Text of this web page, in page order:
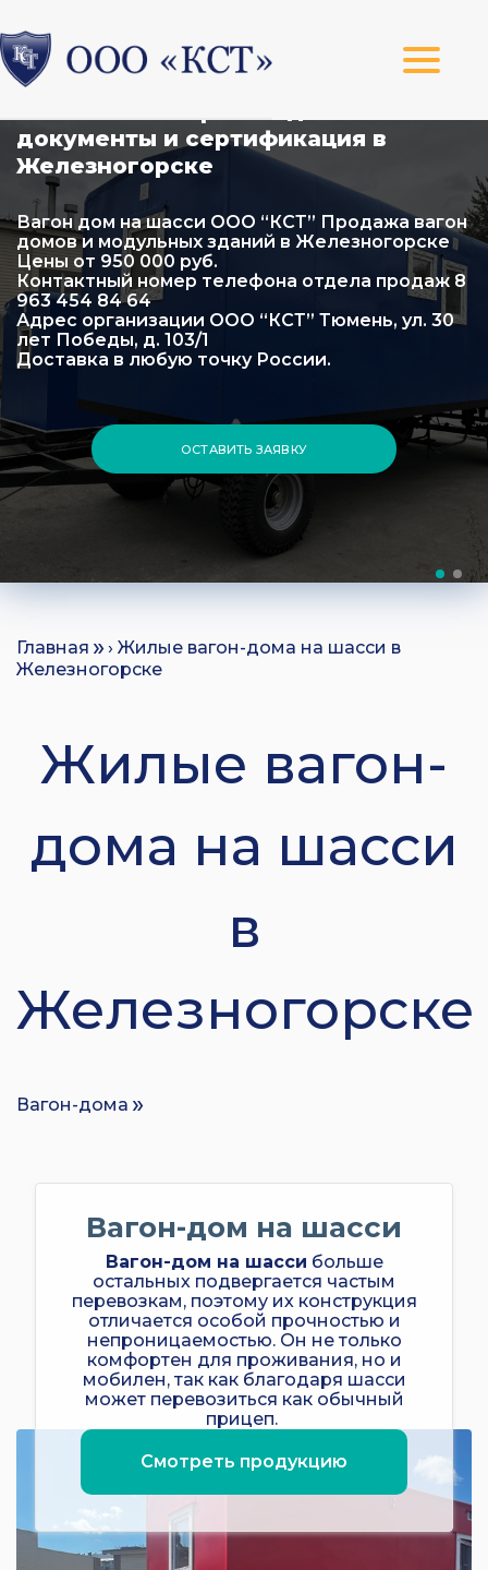
документы и сертификация в
Железногорске
Вагон дом на шасси ООО “КСТ” Продажа вагон
домов и модульных зданий в Железногорске
Цены от 950 000 руб.
Контактный номер телефона отдела продаж 8
963 454 84 64
Адрес организации ООО “КСТ” Тюмень, ул. 30
лет Победы, д. 103/1
Доставка в любую точку России.
ОСТАВИТЬ ЗАЯВКУ
Главная
› Жилые вагон-дома на шасси в
Железногорске
Жилые вагон-
дома на шасси
в
Железногорске
Вагон-дома
Вагон-дом на шасси
Вагон-дом на шасси больше
остальных подвергается частым
перевозкам, поэтому их конструкция
отличается особой прочностью и
непроницаемостью. Он не только
комфортен для проживания, но и
мобилен, так как благодаря шасси
может перевозиться как обычный
прицеп.
Смотреть продукцию